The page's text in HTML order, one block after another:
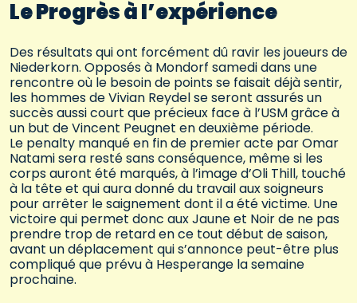
Le Progrès à l’expérience
Des résultats qui ont forcément dû ravir les joueurs de
Niederkorn. Opposés à Mondorf samedi dans une
rencontre où le besoin de points se faisait déjà sentir,
les hommes de Vivian Reydel se seront assurés un
succès aussi court que précieux face à l’USM grâce à
un but de Vincent Peugnet en deuxième période.
Le penalty manqué en fin de premier acte par Omar
Natami sera resté sans conséquence, même si les
corps auront été marqués, à l’image d’Oli Thill, touché
à la tête et qui aura donné du travail aux soigneurs
pour arrêter le saignement dont il a été victime. Une
victoire qui permet donc aux Jaune et Noir de ne pas
prendre trop de retard en ce tout début de saison,
avant un déplacement qui s’annonce peut-être plus
compliqué que prévu à Hesperange la semaine
prochaine.